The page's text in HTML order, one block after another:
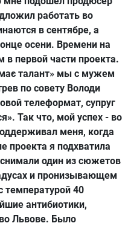
работать во
в сентябре, а
осени. Времени на
в первой части проекта.
талант» мы с мужем
по совету Володи
телеформат, супруг
Так что, мой успех - во
меня, когда
проекта я подхватила
один из сюжетов
и пронизывающем
температурой 40
антибиотики,
Львове. Было